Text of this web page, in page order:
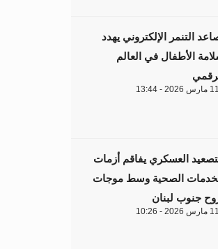
التنمر الإلكتروني يهدد
الأطفال في العالم
11 مارس 2026 - 13:44
العسكري يفاقم أزمات
الصحية وسط موجات
جنوب لبنان
11 مارس 2026 - 10:26